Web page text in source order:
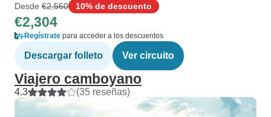
Desde €2,560 10% de descuento
€2,304
Regístrate para acceder a los descuentos
Descargar folleto Ver circuito
Viajero camboyano
4.3 (35 reseñas)